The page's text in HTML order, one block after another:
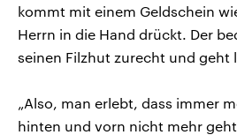
kommt mit einem Geldschein
Herrn in die Hand drückt. Der
seinen Filzhut zurecht und geht
„Also, man erlebt, dass immer
hinten und vorn nicht mehr